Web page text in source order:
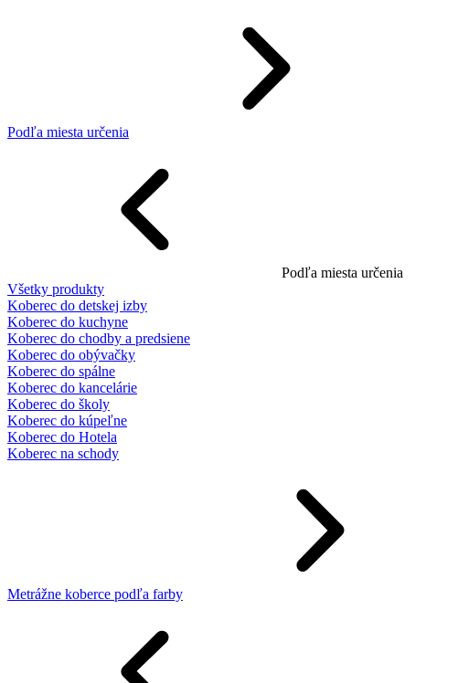
Podľa miesta určenia
Podľa miesta určenia
Všetky produkty
Koberec do detskej izby
Koberec do kuchyne
Koberec do chodby a predsiene
Koberec do obývačky
Koberec do spálne
Koberec do kancelárie
Koberec do školy
Koberec do kúpeľne
Koberec do Hotela
Koberec na schody
Metrážne koberce podľa farby